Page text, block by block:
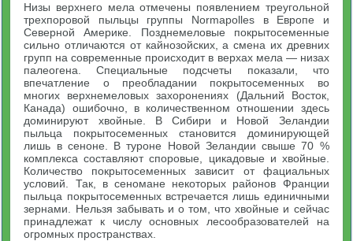
Низы верхнего мела отмечены появлением треугольной
трехпоровой пыльцы группы Normapolles в Европе и
Северной Америке. Позднемеловые покрытосеменные
сильно отличаются от кайнозойских, а смена их древних
групп на современные происходит в верхах мела — низах
палеогена. Специальные подсчеты показали, что
впечатление о преобладании покрытосеменных во
многих верхнемеловых захоронениях (Дальний Восток,
Канада) ошибочно, в количественном отношении здесь
доминируют хвойные. В Сибири и Новой Зеландии
пыльца покрытосеменных становится доминирующей
лишь в сеноне. В туроне Новой Зеландии свыше 70 %
комплекса составляют споровые, цикадовые и хвойные.
Количество покрытосеменных зависит от фациальных
условий. Так, в сеномане некоторых районов Франции
пыльца покрытосеменных встречается лишь единичными
зернами. Нельзя забывать и о том, что хвойные и сейчас
принадлежат к числу основных лесообразователей на
огромных пространствах.